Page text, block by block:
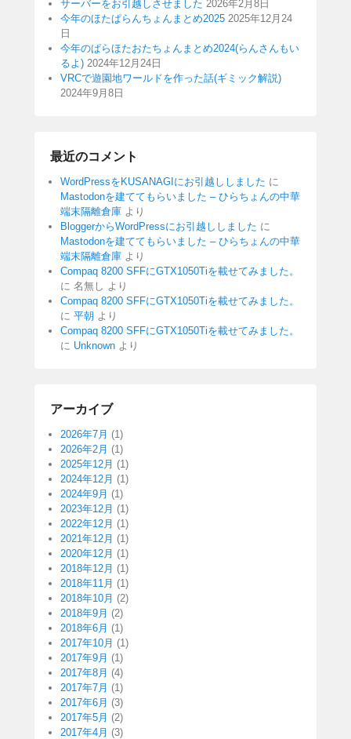
サーバーをお引越しさせました 2026年2月8日
今年のほたぱらんちょんまとめ2025 2025年12月24
日
今年のぱらほたおたちょんまとめ2024(らんさんもい
るよ) 2024年12月24日
VRCで遊園地ワールドを作った話(ギミック解説)
2024年9月8日
最近のコメント
WordPressをKUSANAGIにお引越ししました に
Mastodonを建ててもらいました – ひらちょんの中華
端末隔離倉庫 より
BloggerからWordPressにお引越ししました に
Mastodonを建ててもらいました – ひらちょんの中華
端末隔離倉庫 より
Compaq 8200 SFFにGTX1050Tiを載せてみました。
に 名無し より
Compaq 8200 SFFにGTX1050Tiを載せてみました。
に 平朝 より
Compaq 8200 SFFにGTX1050Tiを載せてみました。
に Unknown より
アーカイブ
2026年7月 (1)
2026年2月 (1)
2025年12月 (1)
2024年12月 (1)
2024年9月 (1)
2023年12月 (1)
2022年12月 (1)
2021年12月 (1)
2020年12月 (1)
2018年12月 (1)
2018年11月 (1)
2018年10月 (2)
2018年9月 (2)
2018年6月 (1)
2017年10月 (1)
2017年9月 (1)
2017年8月 (4)
2017年7月 (1)
2017年6月 (3)
2017年5月 (2)
2017年4月 (3)